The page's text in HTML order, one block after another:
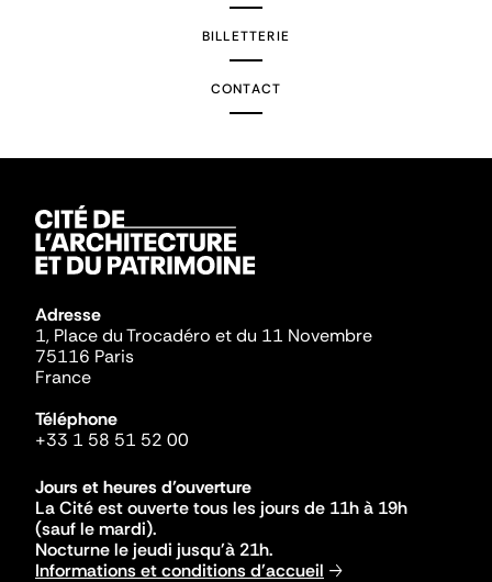
BILLETTERIE
CONTACT
Adresse
1, Place du Trocadéro et du 11 Novembre
75116 Paris
France
Téléphone
+33 1 58 51 52 00
Jours et heures d'ouverture
La Cité est ouverte tous les jours de 11h à 19h
(sauf le mardi).
Nocturne le jeudi jusqu'à 21h.
Informations et conditions d'accueil